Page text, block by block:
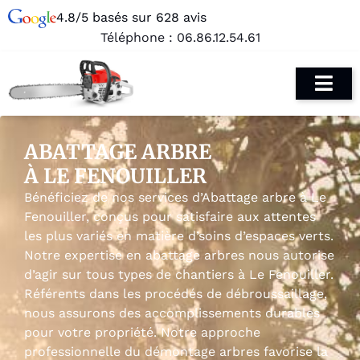
4.8/5 basés sur 628 avis
Téléphone : 06.86.12.54.61
ABATTAGE ARBRE
À LE FENOUILLER
Bénéficiez de nos services d’Abattage arbre à Le
Fenouiller, conçus pour satisfaire aux attentes
les plus variés en matière d’soins d’espaces verts.
Notre expertise en abattage arbres nous autorise
d’agir sur tous types de chantiers à Le Fenouiller.
Référents dans les procédés de débroussaillage,
nous assurons des accomplissements durables
pour votre propriété. Notre approche
professionnelle du démontage arbres favorise la